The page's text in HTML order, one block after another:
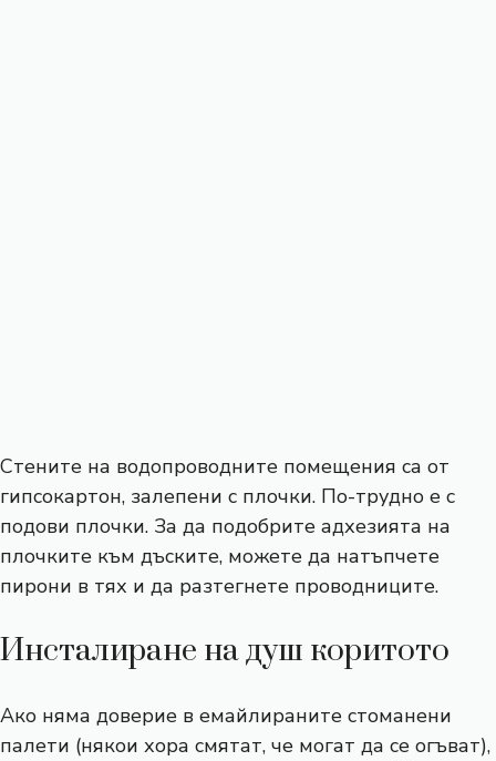
Стените на водопроводните помещения са от
гипсокартон, залепени с плочки. По-трудно е с
подови плочки. За да подобрите адхезията на
плочките към дъските, можете да натъпчете
пирони в тях и да разтегнете проводниците.
Инсталиране на душ коритото
Ако няма доверие в емайлираните стоманени
палети (някои хора смятат, че могат да се огъват),